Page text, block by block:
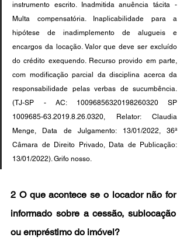
instrumento escrito. Inadmitida anuência tácita -
Multa compensatória. Inaplicabilidade para a
hipótese de inadimplemento de alugueis e
encargos da locação. Valor que deve ser excluído
do crédito exequendo. Recurso provido em parte,
com modificação parcial da disciplina acerca da
responsabilidade pelas verbas de sucumbência.
(TJ-SP - AC: 10096856320198260320 SP
1009685-63.2019.8.26.0320, Relator: Claudia
Menge, Data de Julgamento: 13/01/2022, 36ª
Câmara de Direito Privado, Data de Publicação:
13/01/2022). Grifo nosso.
2 O que acontece se o locador não for
informado sobre a cessão, sublocação
ou empréstimo do imóvel?